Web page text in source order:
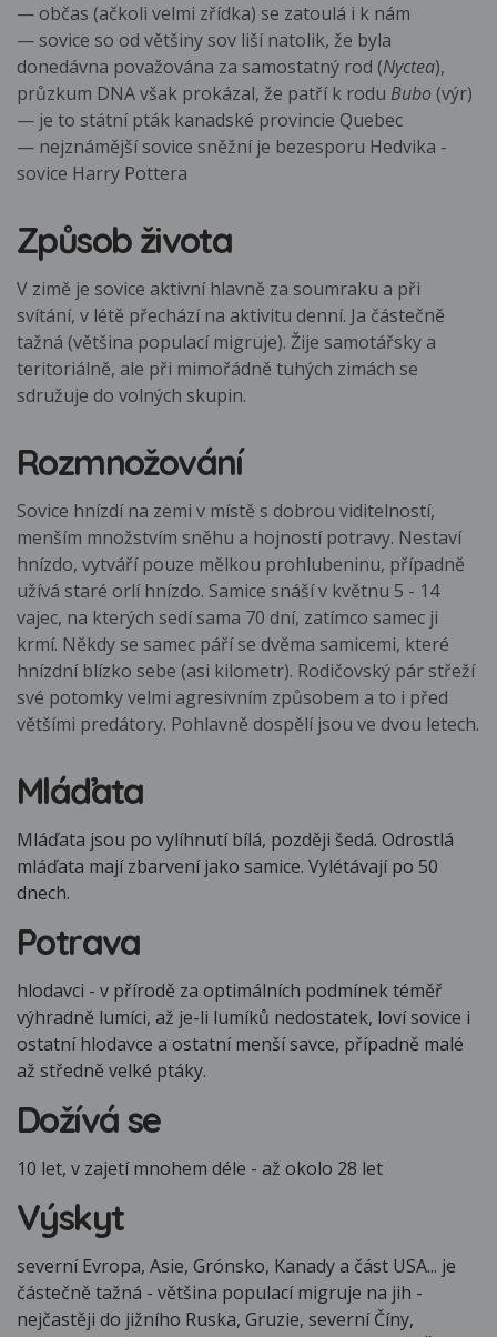
— občas (ačkoli velmi zřídka) se zatoulá i k nám
— sovice so od většiny sov liší natolik, že byla
donedávna považována za samostatný rod (Nyctea),
průzkum DNA však prokázal, že patří k rodu Bubo (výr)
— je to státní pták kanadské provincie Quebec
— nejznámější sovice sněžní je bezesporu Hedvika -
sovice Harry Pottera
Způsob života
V zimě je sovice aktivní hlavně za soumraku a při
svítání, v létě přechází na aktivitu denní. Ja částečně
tažná (většina populací migruje). Žije samotářsky a
teritoriálně, ale při mimořádně tuhých zimách se
sdružuje do volných skupin.
Rozmnožování
Sovice hnízdí na zemi v místě s dobrou viditelností,
menším množstvím sněhu a hojností potravy. Nestaví
hnízdo, vytváří pouze mělkou prohlubeninu, případně
užívá staré orlí hnízdo. Samice snáší v květnu 5 - 14
vajec, na kterých sedí sama 70 dní, zatímco samec ji
krmí. Někdy se samec páří se dvěma samicemi, které
hnízdní blízko sebe (asi kilometr). Rodičovský pár střeží
své potomky velmi agresivním způsobem a to i před
většími predátory. Pohlavně dospělí jsou ve dvou letech.
Mláďata
Mláďata jsou po vylíhnutí bílá, později šedá. Odrostlá
mláďata mají zbarvení jako samice. Vylétávají po 50
dnech.
Potrava
hlodavci - v přírodě za optimálních podmínek téměř
výhradně lumíci, až je-li lumíků nedostatek, loví sovice i
ostatní hlodavce a ostatní menší savce, případně malé
až středně velké ptáky.
Dožívá se
10 let, v zajetí mnohem déle - až okolo 28 let
Výskyt
severní Evropa, Asie, Grónsko, Kanady a část USA... je
částečně tažná - většina populací migruje na jih -
nejčastěji do jižního Ruska, Gruzie, severní Číny,